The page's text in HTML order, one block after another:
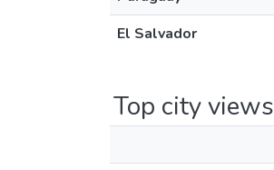
El Salvador
Top city views